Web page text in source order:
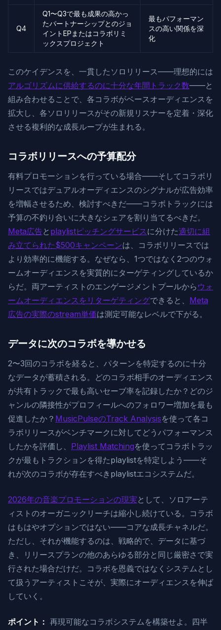
Q4
Q1〜Q3で最も成果の高かっ
たパートナーシップとのジョ
イントEPまたはコラボリミ
ックスプロジェクト
最もパフォーマン
スの高い関係を深
化
このケイデンスを、一貫したソロリリース——理想的には
アルゴリズムに供給するのに十分な年間トラック数——と
組み合わせることで、各コラボがベースオーディエンスを
拡大し、各ソロリリースがその新規リスナーを定着・深化
させる複利的な成長ループが生まれる。
コラボリリースへの予算配分
有料プロモーションを行っている場合——そしてコラボリ
リースではデュアルオーディエンスのシグナルが広告効率
を増幅させるため、検討すべきだ——コラボトラックには
予算の不釣り合いに大きなシェアを割り当てるべきだ。
Meta広告と playlistピッチングサービスに分けた適切に組
み立てられた$500キャンペーンは、コラボリリースでは
より効率的に機能する。なぜなら、1つではなく2つのウォ
ームオーディエンスを実質的にターゲティングしているか
らだ。両アーティストのエンゲージメントプールから ウォ
ームオーディエンスをリターゲティングできると、 Meta
広告の実際のstream単価は測定可能なレベルで下がる。
データに次のコラボを導かせる
2〜3回のコラボを経ると、パターンを特定するのに十分
なデータが蓄積される。どのコラボ相手のオーディエンス
が共有トラックで最も高いセーブ率を記録したか？どのジ
ャンルの隣接性がプロフィールへのフォロワー増加を最も
促進したか？ MusicPulseのTrack Analysisを使って各コ
ラボリリースがベンチマークに対してどうパフォーマンス
したかを評価し、 Playlist Matchingを使ってコラボトラッ
クが最もトラクションを得たplaylistを特定しよう——そ
れが次のコラボが存在すべきplaylistエコシステムだ。
2026年の音楽プロモーションの現実 として、ソロアーテ
ィストのオーガニックリーチは縮小し続けている。コラボ
はもはやオプションではない——コアな成長チャネルだ。
ただし、それが機能するのは、戦略的で、データに基づ
き、リリースプランの他のあらゆる部分と同じ厳密さで実
行された場合だけだ。コラボを恩義ではなくシステムとし
て扱うアーティストこそが、実際にオーディエンスを伸ば
していく。
ポイント： 再現可能なコラボシステムを構築せよ。四半